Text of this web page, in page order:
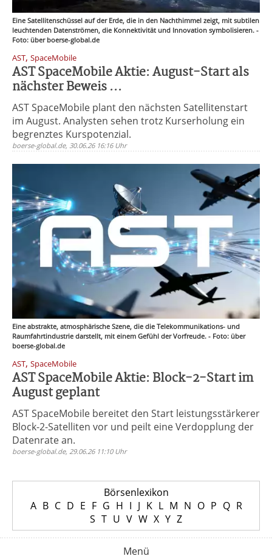
Eine Satellitenschüssel auf der Erde, die in den Nachthimmel zeigt, mit subtilen
leuchtenden Datenströmen, die Konnektivität und Innovation symbolisieren. -
Foto: über boerse-global.de
AST, SpaceMobile
AST SpaceMobile Aktie: August-Start als
nächster Beweis ...
AST SpaceMobile plant den nächsten Satellitenstart
im August. Analysten sehen trotz Kurserholung ein
begrenztes Kurspotenzial.
boerse-global.de, 30.06.26 16:16 Uhr
Eine abstrakte, atmosphärische Szene, die die Telekommunikations- und
Raumfahrtindustrie darstellt, mit einem Gefühl der Vorfreude. - Foto: über
boerse-global.de
AST, SpaceMobile
AST SpaceMobile Aktie: Block-2-Start im
August geplant
AST SpaceMobile bereitet den Start leistungsstärkerer
Block-2-Satelliten vor und peilt eine Verdopplung der
Datenrate an.
boerse-global.de, 29.06.26 11:10 Uhr
Börsenlexikon
A B C D E F G H I J K L M N O P Q R
S T U V W X Y Z
Menü